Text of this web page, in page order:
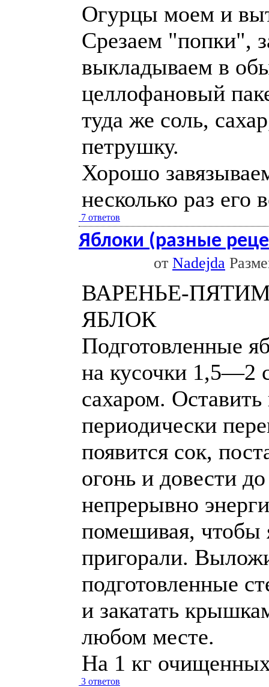
Огурцы моем и
Срезаем "попки",
выкладываем в
целлофановый
туда же соль,
петрушку.
Хорошо
несколько раз его
7 ответов
Яблоки (разные
от Nadejda
ВАРЕНЬЕ-
ЯБЛОК
Подготовленные
на кусочки 1,5—2
сахаром.
периодически
появится сок,
огонь и довести
непрерывно
помешивая, чтобы
пригорали.
подготовленные
и закатать
любом месте.
На 1 кг
3 ответов